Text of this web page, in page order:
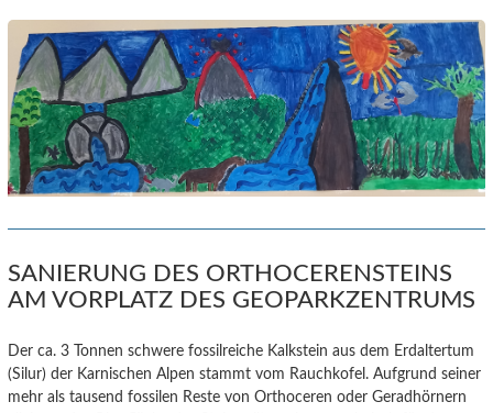
SANIERUNG DES ORTHOCERENSTEINS
AM VORPLATZ DES GEOPARKZENTRUMS
Der ca. 3 Tonnen schwere fossilreiche Kalkstein aus dem Erdaltertum
(Silur) der Karnischen Alpen stammt vom Rauchkofel.Aufgrund seiner
mehr als tausend fossilen Reste von Orthoceren oder Geradhörnern